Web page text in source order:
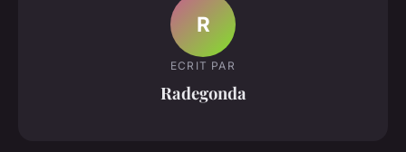
R
ECRIT PAR
Radegonda